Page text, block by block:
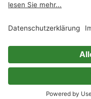
Verträge hier kündigen